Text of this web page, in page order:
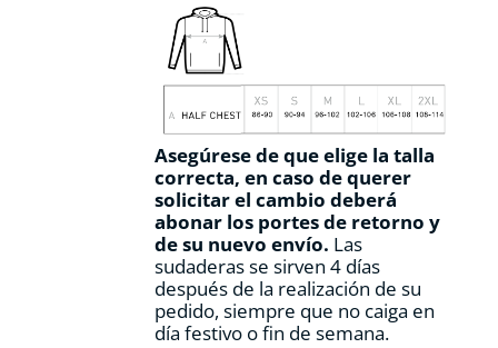
Asegúrese de que elige la talla
correcta, en caso de querer
solicitar el cambio deberá
abonar los portes de retorno y
de su nuevo envío. Las
sudaderas se sirven 4 días
después de la realización de su
pedido, siempre que no caiga en
día festivo o fin de semana.